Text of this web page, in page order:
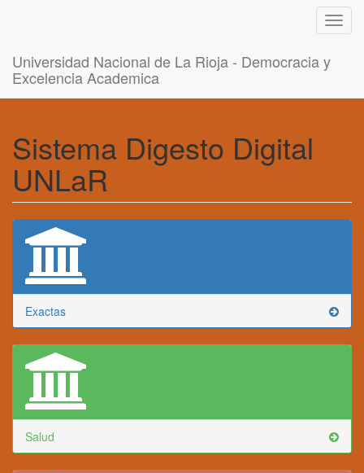
Universidad Nacional de La Rioja - Democracia y
Excelencia Academica
Sistema Digesto Digital
UNLaR
Exactas
Salud